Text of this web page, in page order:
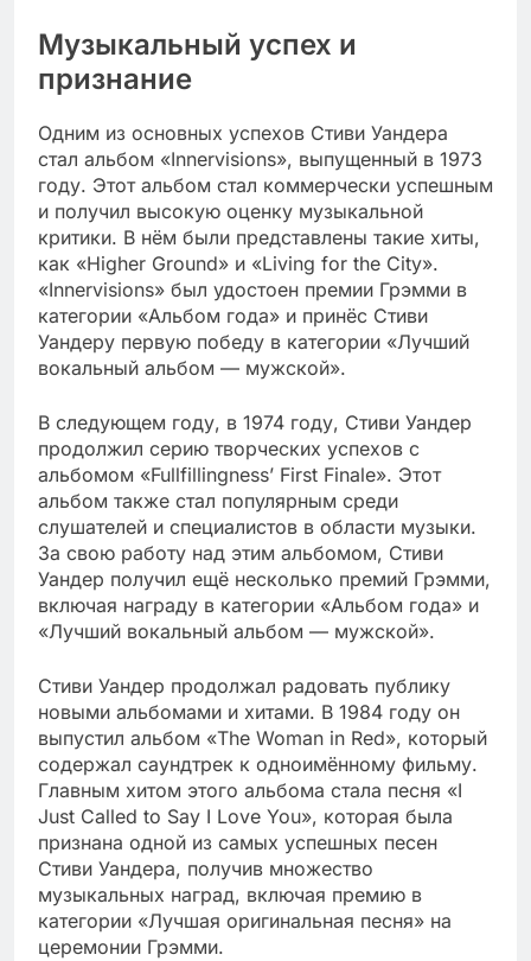
Музыкальный успех и
признание
Одним из основных успехов Стиви Уандера
стал альбом «Innervisions», выпущенный в 1973
году. Этот альбом стал коммерчески успешным
и получил высокую оценку музыкальной
критики. В нём были представлены такие хиты,
как «Higher Ground» и «Living for the City».
«Innervisions» был удостоен премии Грэмми в
категории «Альбом года» и принёс Стиви
Уандеру первую победу в категории «Лучший
вокальный альбом — мужской».
В следующем году, в 1974 году, Стиви Уандер
продолжил серию творческих успехов с
альбомом «Fullfillingness’ First Finale». Этот
альбом также стал популярным среди
слушателей и специалистов в области музыки.
За свою работу над этим альбомом, Стиви
Уандер получил ещё несколько премий Грэмми,
включая награду в категории «Альбом года» и
«Лучший вокальный альбом — мужской».
Стиви Уандер продолжал радовать публику
новыми альбомами и хитами. В 1984 году он
выпустил альбом «The Woman in Red», который
содержал саундтрек к одноимённому фильму.
Главным хитом этого альбома стала песня «I
Just Called to Say I Love You», которая была
признана одной из самых успешных песен
Стиви Уандера, получив множество
музыкальных наград, включая премию в
категории «Лучшая оригинальная песня» на
церемонии Грэмми.